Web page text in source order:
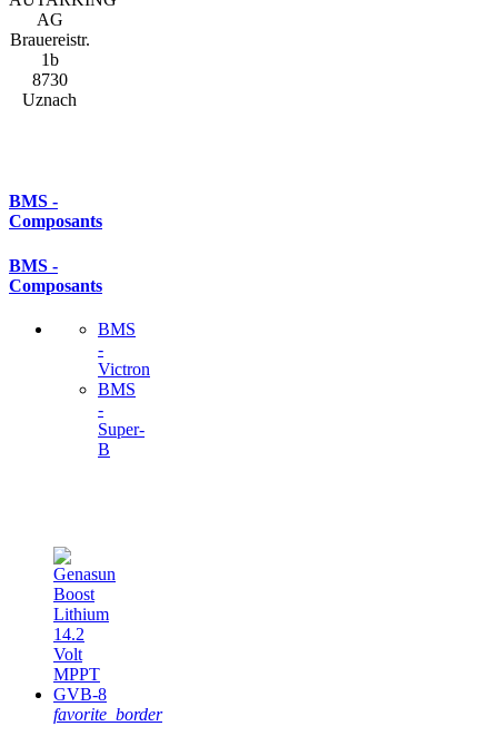
AG
Brauereistr.
1b
8730
Uznach
BMS -
Composants
BMS -
Composants
BMS
-
Victron
BMS
-
Super-
B
favorite_border